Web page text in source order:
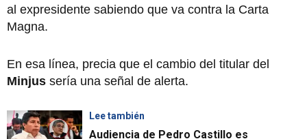
al expresidente sabiendo que va contra la Carta
Magna.
En esa línea, precia que el cambio del titular del
Minjus sería una señal de alerta.
Lee también
Audiencia de Pedro Castillo es